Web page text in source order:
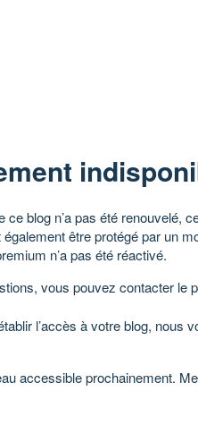
blog n’a pas été renouvelé,
être protégé par un
n’a pas été réactivé.
vous pouvez contacter le
l’accès à votre blog, nous
accessible prochainement.